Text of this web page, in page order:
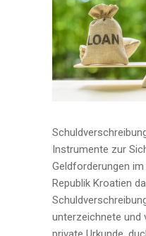
Instrumente zur
Geldforderungen
Republik Kroatien
unterzeichnete und